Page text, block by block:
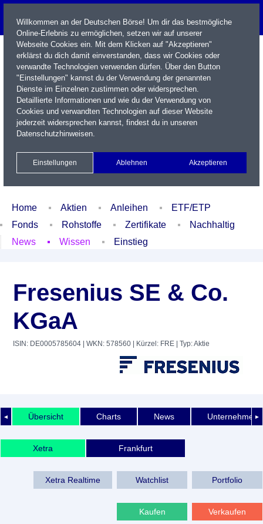
Name / WKN / ISIN / Kürzel
Xetra Realtime
Watchlist Portfolio Login
Home Aktien Anleihen
ETF/ETP
Fonds
Rohstoffe Zertifikate
Nachhaltig
News
Wissen Einstieg
Fresenius SE & Co.
KGaA
ISIN: DE0005785604 | WKN: 578560 | Kürzel: FRE | Typ: Aktie
◄ ►
Übersicht Charts News
Xetra Frankfurt
Xetra Realtime Watchlist Portfolio
Kaufen Verkaufen
Willkommen an der Deutschen Börse! Um dir das bestmögliche
Online-Erlebnis zu ermöglichen, setzen wir auf unserer
Webseite Cookies ein. Mit dem Klicken auf "Akzeptieren"
erklärst du dich damit einverstanden, dass wir Cookies oder
verwandte Technologien verwenden dürfen. Über den Button
"Einstellungen" kannst du der Verwendung der genannten
Dienste im Einzelnen zustimmen oder widersprechen.
Detaillierte Informationen und wie du der Verwendung von
Cookies und verwandten Technologien auf dieser Website
jederzeit widersprechen kannst, findest du in unseren
Datenschutzhinweisen.
Einstellungen Ablehnen Akzeptieren